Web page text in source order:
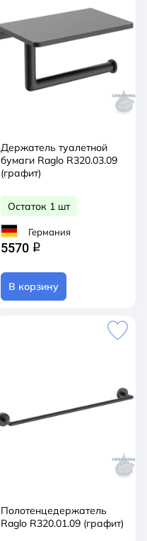
Держатель туалетной
бумаги Raglo R320.03.09
(графит)
Остаток 1 шт
Германия
5570 q
В корзину
Полотенцедержатель
Raglo R320.01.09 (графит)